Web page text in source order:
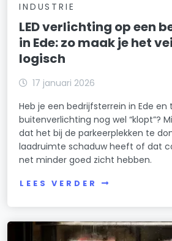
INDUSTRIE
LED verlichting op een
in Ede: zo maak je het
logisch
17 januari 2026
Heb je een bedrijfsterrein in Ede en
buitenverlichting nog wel “klopt”?
dat het bij de parkeerplekken te
laadruimte schaduw heeft of dat
net minder goed zicht hebben.
LEES VERDER